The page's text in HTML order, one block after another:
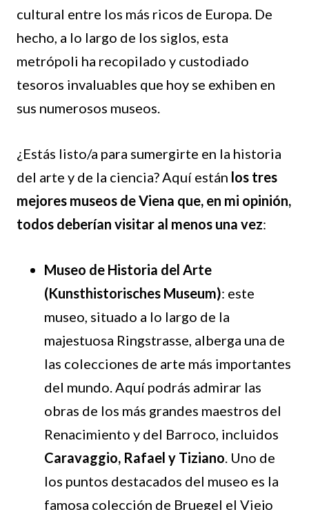
cultural entre los más ricos de Europa. De
hecho, a lo largo de los siglos, esta
metrópoli ha recopilado y custodiado
tesoros invaluables que hoy se exhiben en
sus numerosos museos.
¿Estás listo/a para sumergirte en la historia
del arte y de la ciencia? Aquí están los tres
mejores museos de Viena que, en mi opinión,
todos deberían visitar al menos una vez:
Museo de Historia del Arte
(Kunsthistorisches Museum): este
museo, situado a lo largo de la
majestuosa Ringstrasse, alberga una de
las colecciones de arte más importantes
del mundo. Aquí podrás admirar las
obras de los más grandes maestros del
Renacimiento y del Barroco, incluidos
Caravaggio, Rafael y Tiziano. Uno de
los puntos destacados del museo es la
famosa colección de Bruegel el Viejo